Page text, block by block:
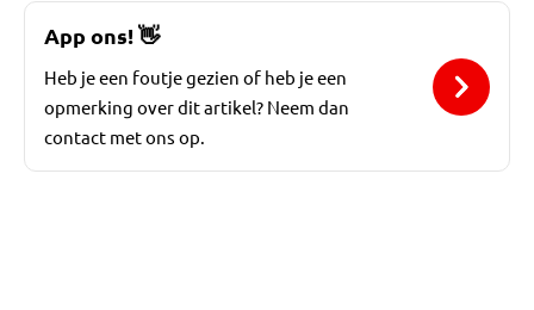
App ons!👋
Heb je een foutje gezien of heb je een
opmerking over dit artikel? Neem dan
contact met ons op.